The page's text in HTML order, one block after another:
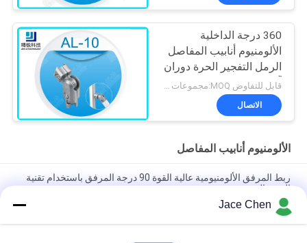
360 درجة الداخلية
الألومنيوم أنابيب المفاصل
الرمل التفجير الحرة دوران
آل-10
قابل للتفاوض MOQ:مجموعات 500
الاتصال
الألومنيوم أنابيب المفاصل
ربط المرفق الألومنيومية عالية القوة 90 درجة المرفق باستخدام تقنية
الصب الصب
لأنظمة الأنابيب العالية والحالات العمل الصناعية
Jace Chen